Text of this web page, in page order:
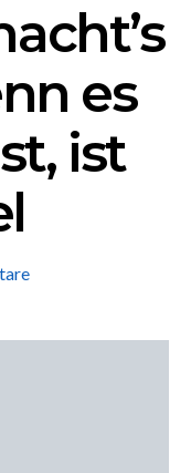
es
ist